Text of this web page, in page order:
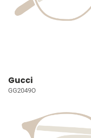
Gucci
GG2049O